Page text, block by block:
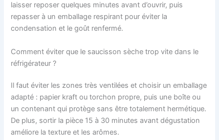
laisser reposer quelques minutes avant d’ouvrir, puis
repasser à un emballage respirant pour éviter la
condensation et le goût renfermé.
Comment éviter que le saucisson sèche trop vite dans le
réfrigérateur ?
Il faut éviter les zones très ventilées et choisir un emballage
adapté : papier kraft ou torchon propre, puis une boîte ou
un contenant qui protège sans être totalement hermétique.
De plus, sortir la pièce 15 à 30 minutes avant dégustation
améliore la texture et les arômes.